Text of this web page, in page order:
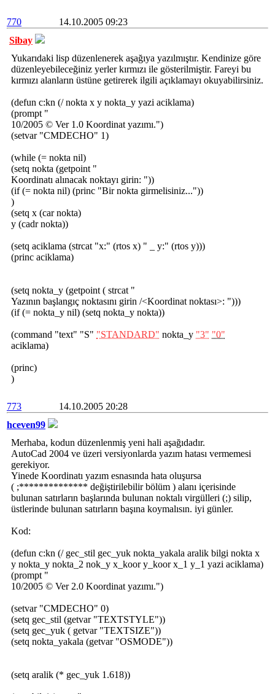
770
14.10.2005 09:23
Sibay
Yukarıdaki lisp düzenlenerek aşağıya yazılmıştır. Kendinize göre
düzenleyebileceğiniz yerler kırmızı ile gösterilmiştir. Fareyi bu
kırmızı alanların üstüne getirerek ilgili açıklamayı okuyabilirsiniz.
(defun c:kn (/ nokta x y nokta_y yazi aciklama)
(prompt "
10/2005 © Ver 1.0 Koordinat yazımı.")
(setvar "CMDECHO" 1)
(while (= nokta nil)
(setq nokta (getpoint "
Koordinatı alınacak noktayı girin: "))
(if (= nokta nil) (princ "Bir nokta girmelisiniz..."))
)
(setq x (car nokta)
y (cadr nokta))
(setq aciklama (strcat "x:" (rtos x) " _ y:" (rtos y)))
(princ aciklama)
(setq nokta_y (getpoint ( strcat "
Yazının başlangıç noktasını girin /<Koordinat noktası>: ")))
(if (= nokta_y nil) (setq nokta_y nokta))
(command "text" "S" "STANDARD" nokta_y "3" "0"
aciklama)
(princ)
)
773
14.10.2005 20:28
hceven99
Merhaba, kodun düzenlenmiş yeni hali aşağıdadır.
AutoCad 2004 ve üzeri versiyonlarda yazım hatası vermemesi
gerekiyor.
Yinede Koordinatı yazım esnasında hata oluşursa
( ;************** değiştirilebilir bölüm ) alanı içerisinde
bulunan satırların başlarında bulunan noktalı virgülleri (;) silip,
üstlerinde bulunan satırların başına koymalısın. iyi günler.
Kod:
(defun c:kn (/ gec_stil gec_yuk nokta_yakala aralik bilgi nokta x
y nokta_y nokta_2 nok_y x_koor y_koor x_1 y_1 yazi aciklama)
(prompt "
10/2005 © Ver 2.0 Koordinat yazımı.")
(setvar "CMDECHO" 0)
(setq gec_stil (getvar "TEXTSTYLE"))
(setq gec_yuk ( getvar "TEXTSIZE"))
(setq nokta_yakala (getvar "OSMODE"))
(setq aralik (* gec_yuk 1.618))